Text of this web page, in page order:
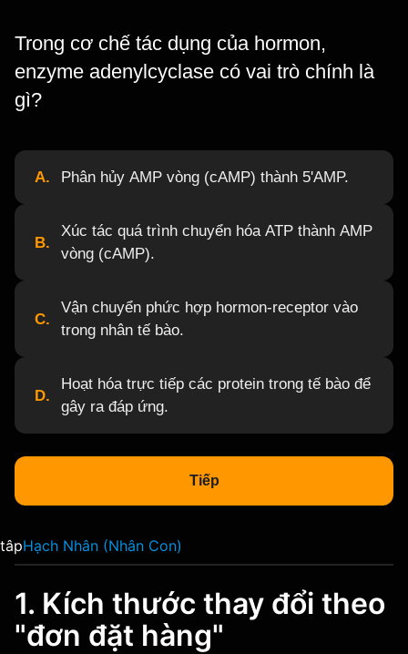
Trong cơ chế tác dụng của hormon,
enzyme adenylcyclase có vai trò chính là
gì?
A. Phân hủy AMP vòng (cAMP) thành 5'AMP.
B.
Xúc tác quá trình chuyển hóa ATP thành AMP
vòng (cAMP).
C.
Vận chuyển phức hợp hormon-receptor vào
trong nhân tế bào.
D.
Hoạt hóa trực tiếp các protein trong tế bào để
gây ra đáp ứng.
Tiếp
tâpHạch Nhân (Nhân Con)
1. Kích thước thay đổi theo
"đơn đặt hàng"